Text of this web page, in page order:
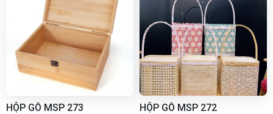
HỘP GỖ MSP 273
HỘP GỖ MSP 272